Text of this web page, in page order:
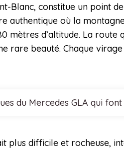
Blanc, constitue un point
authentique où la
mètres d’altitude. La
rare beauté. Chaque
du Mercedes GLA qui
difficile et rocheuse,